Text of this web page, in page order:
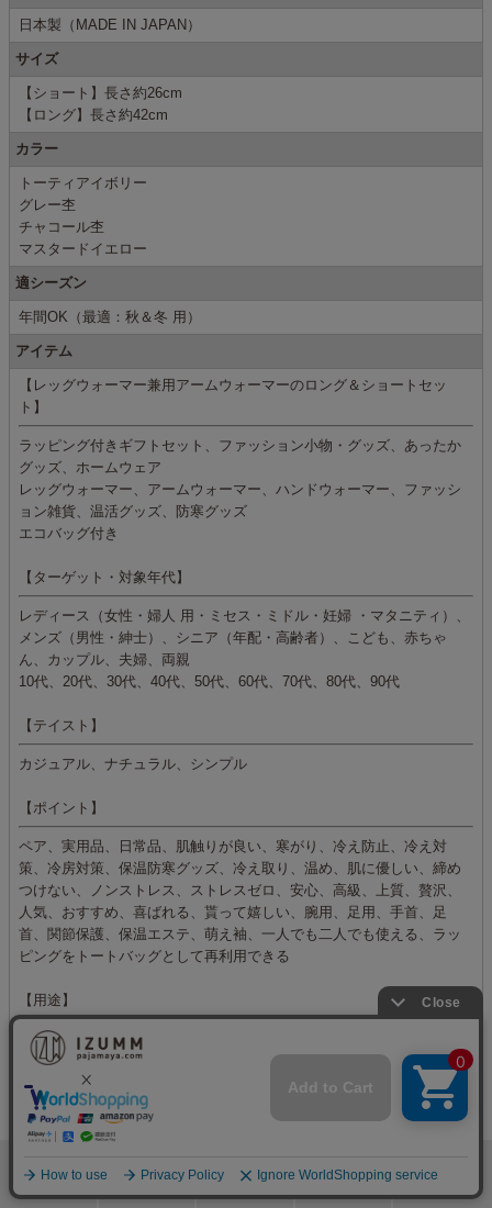
ホーム カート おねむりフェア
日本製（MADE IN JAPAN）
サイズ
【ショート】長さ約26cm
【ロング】長さ約42cm
カラー
トーティアイボリー
グレー杢
チャコール杢
マスタードイエロー
適シーズン
年間OK（最適：秋＆冬 用）
アイテム
【レッグウォーマー兼用アームウォーマーのロング＆ショートセッ
ト】
ラッピング付きギフトセット、ファッション小物・グッズ、あったか
グッズ、ホームウェア
レッグウォーマー、アームウォーマー、ハンドウォーマー、ファッシ
ョン雑貨、温活グッズ、防寒グッズ
エコバッグ付き
【ターゲット・対象年代】
レディース（女性・婦人 用・ミセス・ミドル・妊婦 ・マタニティ）、
メンズ（男性・紳士）、シニア（年配・高齢者）、こども、赤ちゃ
ん、カップル、夫婦、両親
10代、20代、30代、40代、50代、60代、70代、80代、90代
【テイスト】
カジュアル、ナチュラル、シンプル
【ポイント】
ペア、実用品、日常品、肌触りが良い、寒がり、冷え防止、冷え対
策、冷房対策、保温防寒グッズ、冷え取り、温め、肌に優しい、締め
つけない、ノンストレス、ストレスゼロ、安心、高級、上質、贅沢、
人気、おすすめ、喜ばれる、貰って嬉しい、腕用、足用、手首、足
首、関節保護、保温エステ、萌え袖、一人でも二人でも使える、ラッ
ピングをトートバッグとして再利用できる
【用途】
おうち時間、室内、リモートワーク、在宅勤務、パソコン作業、リラ
ックスタイム、くつろぎ時間、普段使い、旅行 用、散歩、お出かけ、
携帯、就寝、読書、スマホ、忘年会、結婚式の二次会、ゴルフコン
ペ、イベント
各種プレゼント
・出産祝い ママへ ママ友 ギフト
・誕生日プレゼント 女性 母 おしゃれ 女友達 ギフト